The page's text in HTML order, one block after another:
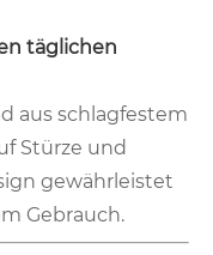
täglichen
aus schlagfestem
Stürze und
gewährleistet
Gebrauch.